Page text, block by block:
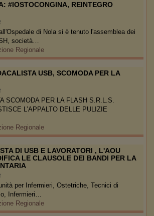
#IOSTOCONGINA, REINTEGRO
di Nola si è tenuto l'assemblea dei
società…
Regionale
USB, SCOMODA PER LA
SCOMODA PER LA FLASH S.R.L.S.
L’APPALTO DELLE PULIZIE
Regionale
DI USB E LAVORATORI , L'AOU
LE CLAUSOLE DEI BANDI PER LA
per Infermieri, Ostetriche, Tecnici di
Infermieri…
Regionale